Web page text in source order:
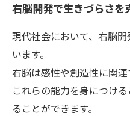
右脳開発で生きづらさを
現代社会において、右脳
います。
右脳は感性や創造性に関連
これらの能力を身につけ
ることができます。